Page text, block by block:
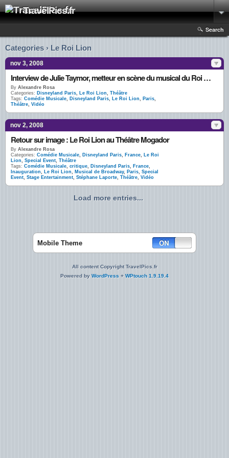
TravelPics.fr
Search
Categories › Le Roi Lion
nov 3, 2008
Interview de Julie Taymor, metteur en scène du musical du Roi Lion au Théâtre Mogador
By Alexandre Rosa
Categories: Disneyland Paris, Le Roi Lion, Théâtre
Tags: Comédie Musicale, Disneyland Paris, Le Roi Lion, Paris,
Théâtre, Vidéo
nov 2, 2008
Retour sur image : Le Roi Lion au Théâtre Mogador
By Alexandre Rosa
Categories: Comédie Musicale, Disneyland Paris, France, Le Roi
Lion, Special Event, Théâtre
Tags: Comédie Musicale, critique, Disneyland Paris, France,
Inauguration, Le Roi Lion, Musical de Broadway, Paris, Special
Event, Stage Entertainment, Stéphane Laporte, Théâtre, Vidéo
Load more entries...
Mobile Theme
All content Copyright TravelPics.fr
Powered by WordPress + WPtouch 1.9.19.4